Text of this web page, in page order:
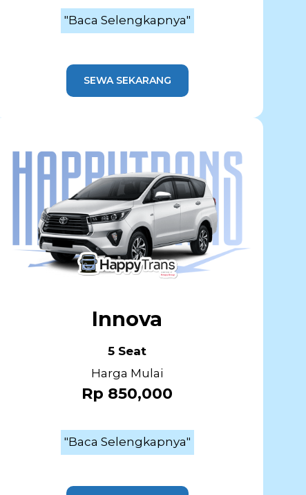
"Baca Selengkapnya"
SEWA SEKARANG
Innova
5 Seat
Harga Mulai
Rp 850,000
"Baca Selengkapnya"